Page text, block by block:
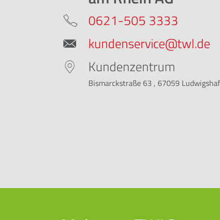
0621-505 3333
kundenservice@twl.de
Kundenzentrum
Bismarckstraße 63 , 67059